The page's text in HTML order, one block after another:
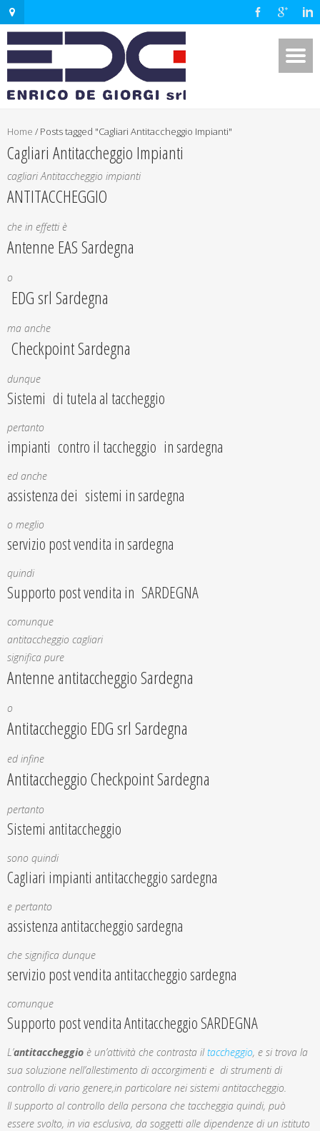
Home / Posts tagged "Cagliari Antitaccheggio Impianti"
Cagliari Antitaccheggio Impianti
cagliari Antitaccheggio impianti
ANTITACCHEGGIO
che in effetti è
Antenne EAS Sardegna
o
EDG srl Sardegna
ma anche
Checkpoint Sardegna
dunque
Sistemi di tutela al taccheggio
pertanto
impianti contro il taccheggio in sardegna
ed anche
assistenza dei sistemi in sardegna
o meglio
servizio post vendita in sardegna
quindi
Supporto post vendita in SARDEGNA
comunque
antitaccheggio cagliari
significa pure
Antenne antitaccheggio Sardegna
o
Antitaccheggio EDG srl Sardegna
ed infine
Antitaccheggio Checkpoint Sardegna
pertanto
Sistemi antitaccheggio
sono quindi
Cagliari impianti antitaccheggio sardegna
e pertanto
assistenza antitaccheggio sardegna
che significa dunque
servizio post vendita antitaccheggio sardegna
comunque
Supporto post vendita Antitaccheggio SARDEGNA
L’antitaccheggio è un’attività che contrasta iltaccheggio, e si trova la
sua soluzione nell’allestimento di accorgimenti e di strumenti di
controllo di vario genere,in particolare nei sistemi antitaccheggio.
Il supporto al controllo della persona che taccheggia quindi, può
essere svolto, in via esclusiva, da soggetti alle dipendenze di un istituto